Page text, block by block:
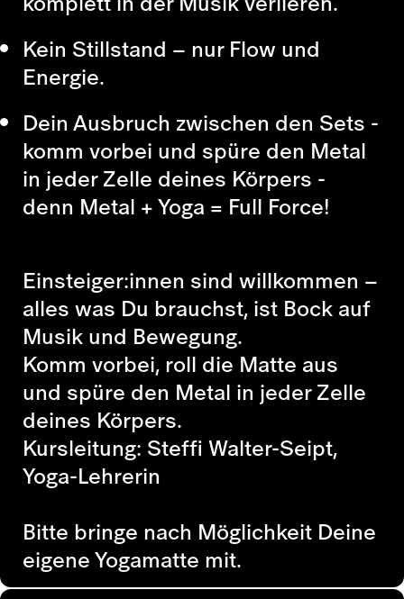
Kein Stillstand – nur Flow und
Energie.
Dein Ausbruch zwischen den Sets -
komm vorbei und spüre den Metal
in jeder Zelle deines Körpers -
denn Metal + Yoga = Full Force!
Einsteiger:innen sind willkommen –
alles was Du brauchst, ist Bock auf
Musik und Bewegung.
Komm vorbei, roll die Matte aus
und spüre den Metal in jeder Zelle
deines Körpers.
Kursleitung: Steffi Walter-Seipt,
Yoga-Lehrerin
Bitte bringe nach Möglichkeit Deine
eigene Yogamatte mit.